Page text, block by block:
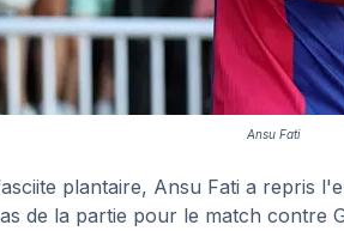
Ansu Fati
plantaire, Ansu Fati a repris
de la partie pour le match contre